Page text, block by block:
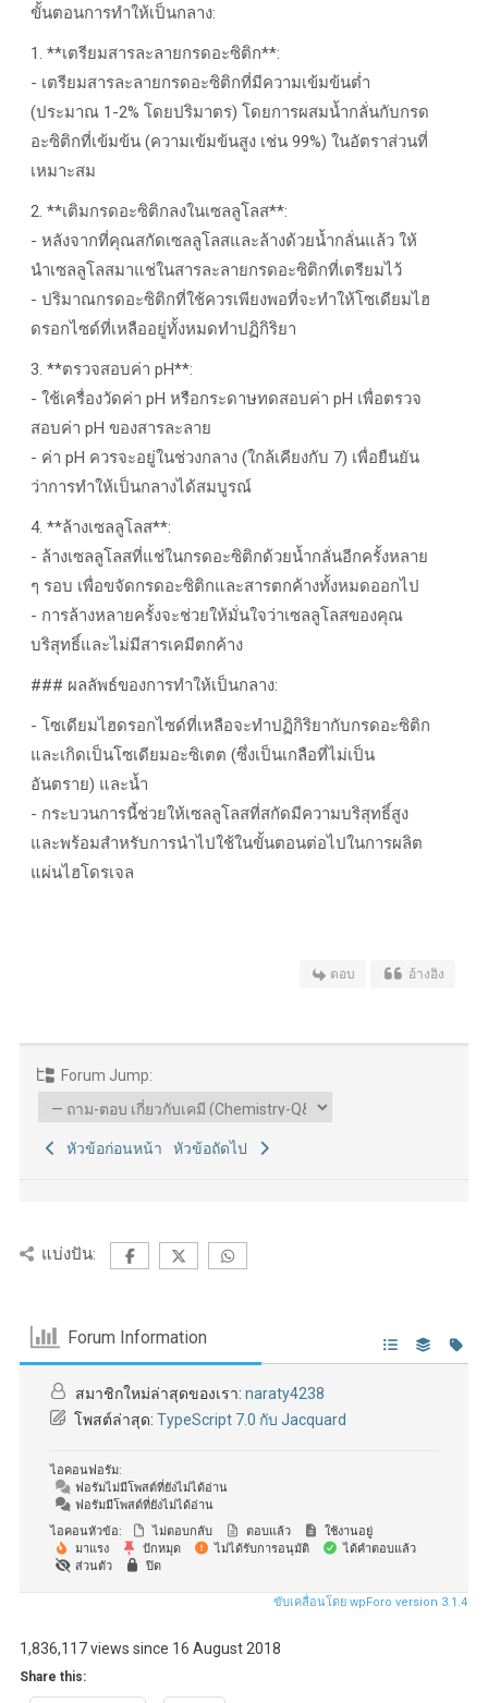
ขั้นตอนการทำให้เป็นกลาง:
1. **เตรียมสารละลายกรดอะซิติก**:
- เตรียมสารละลายกรดอะซิติกที่มีความเข้มข้นต่ำ
(ประมาณ 1-2% โดยปริมาตร) โดยการผสมน้ำกลั่นกับกรด
อะซิติกที่เข้มข้น (ความเข้มข้นสูง เช่น 99%) ในอัตราส่วนที่
เหมาะสม
2. **เติมกรดอะซิติกลงในเซลลูโลส**:
- หลังจากที่คุณสกัดเซลลูโลสและล้างด้วยน้ำกลั่นแล้ว ให้
นำเซลลูโลสมาแช่ในสารละลายกรดอะซิติกที่เตรียมไว้
- ปริมาณกรดอะซิติกที่ใช้ควรเพียงพอที่จะทำให้โซเดียมไฮ
ดรอกไซด์ที่เหลืออยู่ทั้งหมดทำปฏิกิริยา
3. **ตรวจสอบค่า pH**:
- ใช้เครื่องวัดค่า pH หรือกระดาษทดสอบค่า pH เพื่อตรวจ
สอบค่า pH ของสารละลาย
- ค่า pH ควรจะอยู่ในช่วงกลาง (ใกล้เคียงกับ 7) เพื่อยืนยัน
ว่าการทำให้เป็นกลางได้สมบูรณ์
4. **ล้างเซลลูโลส**:
- ล้างเซลลูโลสที่แช่ในกรดอะซิติกด้วยน้ำกลั่นอีกครั้งหลาย
ๆ รอบ เพื่อขจัดกรดอะซิติกและสารตกค้างทั้งหมดออกไป
- การล้างหลายครั้งจะช่วยให้มั่นใจว่าเซลลูโลสของคุณ
บริสุทธิ์และไม่มีสารเคมีตกค้าง
### ผลลัพธ์ของการทำให้เป็นกลาง:
- โซเดียมไฮดรอกไซด์ที่เหลือจะทำปฏิกิริยากับกรดอะซิติก
และเกิดเป็นโซเดียมอะซิเตต (ซึ่งเป็นเกลือที่ไม่เป็น
อันตราย) และน้ำ
- กระบวนการนี้ช่วยให้เซลลูโลสที่สกัดมีความบริสุทธิ์สูง
และพร้อมสำหรับการนำไปใช้ในขั้นตอนต่อไปในการผลิต
แผ่นไฮโดรเจล
ตอบ อ้างอิง
Forum Jump:
หัวข้อก่อนหน้า หัวข้อถัดไป
แบ่งปัน:
Forum Information
สมาชิกใหม่ล่าสุดของเรา: naraty4238
โพสต์ล่าสุด: TypeScript 7.0 กับ Jacquard
ไอคอนฟอรัม:
ฟอรัมไม่มีโพสต์ที่ยังไม่ได้อ่าน
ฟอรัมมีโพสต์ที่ยังไม่ได้อ่าน
ไอคอนหัวข้อ:
ไม่ตอบกลับ ตอบแล้ว
ใช้งานอยู่
มาแรง
ปักหมุด ไม่ได้รับการอนุมัติ
ได้คำตอบแล้ว
ส่วนตัว
ปิด
ขับเคลื่อนโดย wpForo version 3.1.4
1,836,117 views since 16 August 2018
Share this: